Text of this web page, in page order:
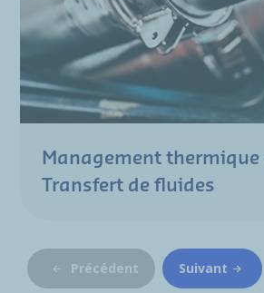
Management thermique
Transfert de fluides
Précédent Suivant